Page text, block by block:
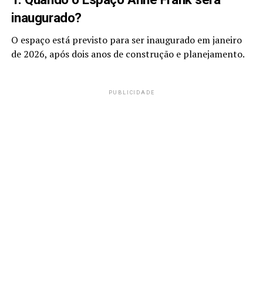
inaugurado?
O espaço está previsto para ser inaugurado em janeiro
de 2026, após dois anos de construção e planejamento.
PUBLICIDADE